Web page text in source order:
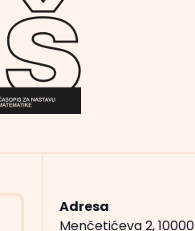
Adresa
Menčetićeva 2, 10000